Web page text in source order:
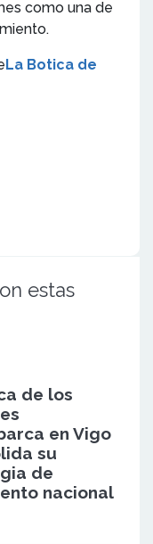
como una de
La Botica de
estas
de los
en Vigo
su
de
nacional